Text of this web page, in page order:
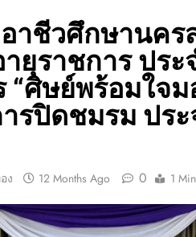
าชีวศึกษานค
ยุราชการ ปร
“ศิษย์พร้อมใ
รปิดชมรม ปร
ง 12 Months Ago 0 1